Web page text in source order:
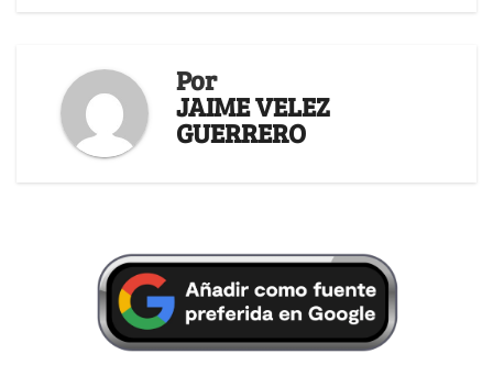
Por
JAIME VELEZ
GUERRERO